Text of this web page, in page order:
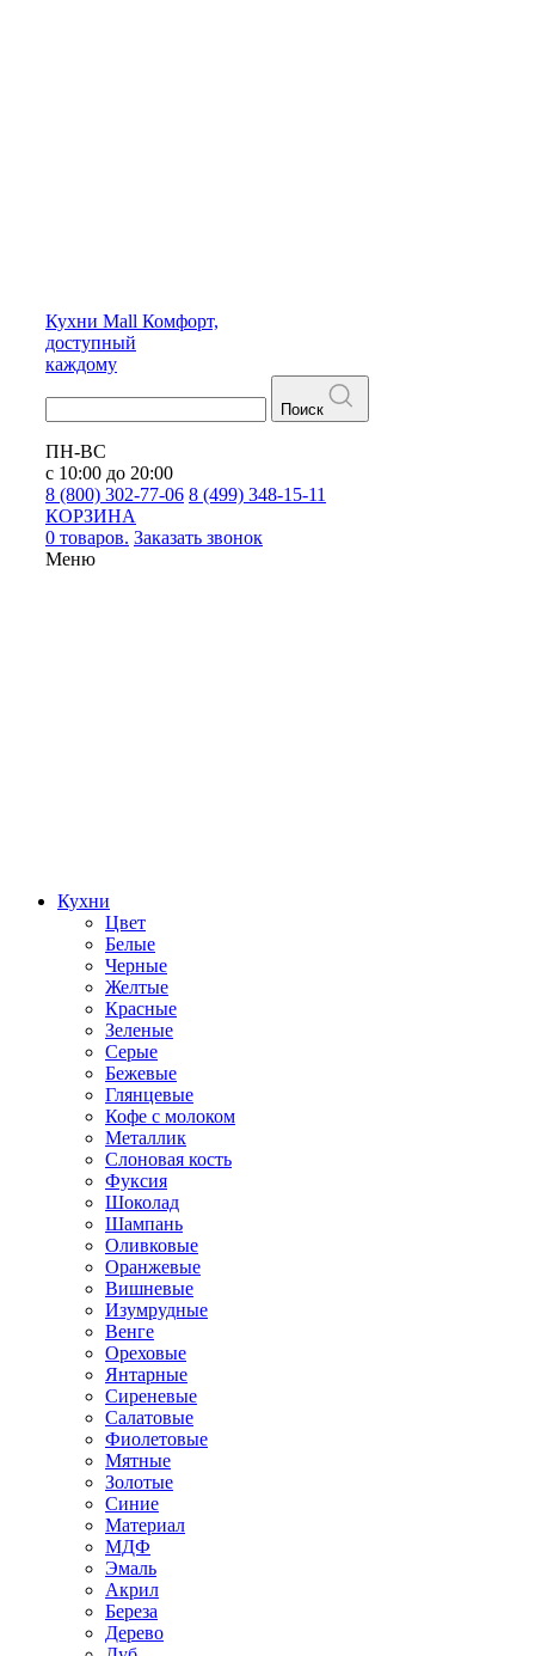
Кухни Mall Комфорт,
доступный
каждому
Поиск
ПН-ВС
с 10:00 до 20:00
8 (800) 302-77-06 8 (499) 348-15-11
КОРЗИНА
0 товаров. Заказать звонок
Меню
Кухни
Цвет
Белые
Черные
Желтые
Красные
Зеленые
Серые
Бежевые
Глянцевые
Кофе с молоком
Металлик
Слоновая кость
Фуксия
Шоколад
Шампань
Оливковые
Оранжевые
Вишневые
Изумрудные
Венге
Ореховые
Янтарные
Сиреневые
Салатовые
Фиолетовые
Мятные
Золотые
Синие
Материал
МДФ
Эмаль
Акрил
Береза
Дерево